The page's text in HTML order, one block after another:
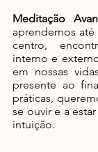
Meditação
aprendemos até
centro,
interno e
em nossas
presente ao
práticas,
se ouvir e a
intuição.